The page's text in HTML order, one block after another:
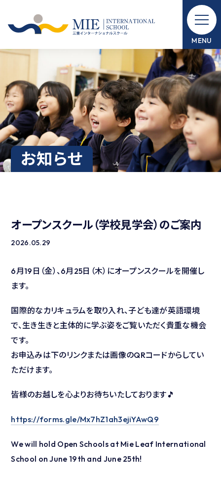
コ
ン
ツ
へ
ス
キ
ッ
プ
MENU
お知らせ
オープンスクール（学校見学会）のご案内
2026.05.29
6月19日（金）、6月25日（木）にオープンスクールを開催し
ます。
国際的なカリキュラムを取り入れ、子ども達が英語環境
で、生き生きと主体的に学ぶ姿をご覧いただく貴重な機会
です。
お申込みは下のリンクまたは画像のQRコードからしてい
ただけます。
皆様のお越しを心よりお待ちいたしております🎵
https://forms.gle/Mx7hZ1ah3ejiYAwQ9
We will hold Open Schools at Mie Leaf International
School on June 19th and June 25th!